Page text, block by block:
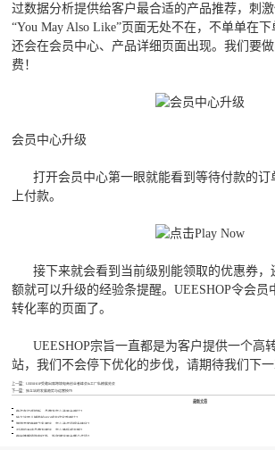
过数据分析提供给客户最合适的产品推荐，刺
“You May Also Like”页面无处不在，不单单在下
还会在会员中心、产品详细页面出现。我们要
费！
会员中心升级
打开会员中心第一眼就能看到等待付款的订
上付款。
接下来就会看到当前级别能领取的优惠券，
额就可以升级的经验条提醒。UEESHOP令会员
转化率的页面了。
UEESHOP宗旨一直都是为客户提供一个高
站，我们不会停下优化的步伐，请期待我们下一
上一篇： UEESHOP受邀出席跨境电商创业者峰会&工厂私模展览会
下一篇：独立站的发展趋势与运营技巧
最新文章
做汽车灯遥控板，品牌方怎么选平台避坑？
独立站婴儿辅助轮SEO成本优化咋避坑？
跨境卖家做精华乳建站，怎么选合适提升转化？
对讲机天线品牌方建站，怎么降低成本啊？
做帐篷睡袋防虫红外，外贸建站平台哪个合适？